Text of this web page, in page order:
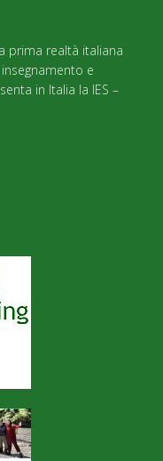
prima realtà italiana
e
in Italia la IES –